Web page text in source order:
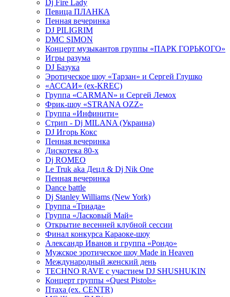
Dj Fire Lady
Певица ПЛАНКА
Пенная вечеринка
DJ PILIGRIM
DMC SIMON
Концерт музыкантов группы «ПАРК ГОРЬКОГО»
Игры разума
DJ Базука
Эротическое шоу «Тарзан» и Сергей Глушко
«АССАИ» (ex-KREC)
Группа «CARMAN» и Сергей Лемох
Фрик-шоу «STRANA OZZ»
Группа «Инфинити»
Стрип - Dj MILANA (Украина)
DJ Игорь Кокс
Пенная вечеринка
Дискотека 80-х
Dj ROMEO
Le Truk aka Децл & Dj Nik One
Пенная вечеринка
Dance battle
Dj Stanley Williams (New York)
Группа «Триада»
Группа «Ласковый Май»
Открытие весенней клубной сессии
Финал конкурса Караоке-шоу
Александр Иванов и группа «Рондо»
Мужское эротическое шоу Made in Heaven
Международный женский день
TECHNO RAVE с участием DJ SHUSHUKIN
Концерт группы «Quest Pistols»
Птаха (ex. CENTR)